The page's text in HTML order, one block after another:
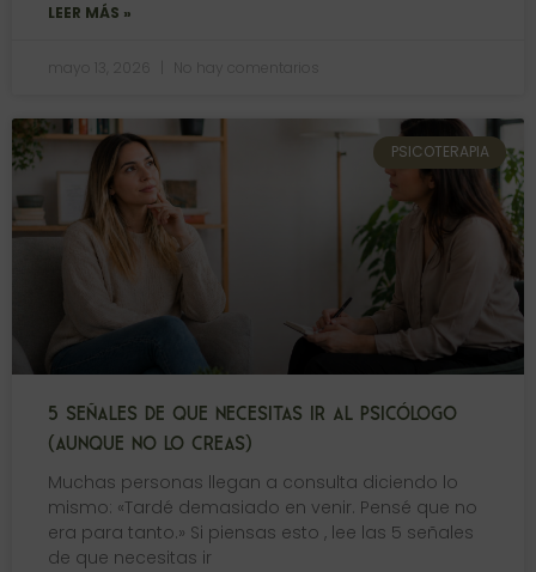
LEER MÁS »
mayo 13, 2026 No hay comentarios
PSICOTERAPIA
5 SEÑALES DE QUE NECESITAS IR AL PSICÓLOGO
(AUNQUE NO LO CREAS)
Muchas personas llegan a consulta diciendo lo
mismo: «Tardé demasiado en venir. Pensé que no
era para tanto.» Si piensas esto , lee las 5 señales
de que necesitas ir